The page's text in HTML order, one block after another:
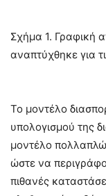
Σχήμα 1. Γραφική
αναπτύχθηκε για
Το μοντέλο
υπολογισμού της
μοντέλο
ώστε να
πιθανές